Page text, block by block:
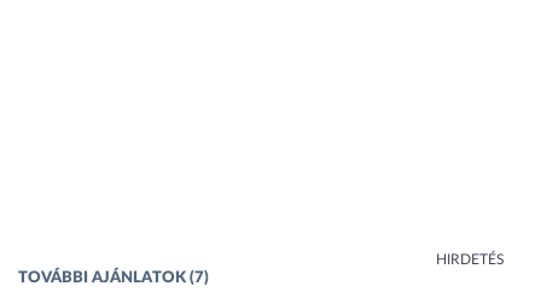
HIRDETÉS
TOVÁBBI AJÁNLATOK (7)